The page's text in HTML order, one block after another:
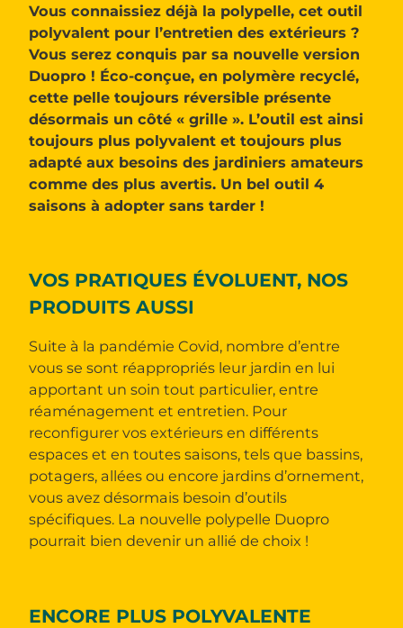
Vous connaissiez déjà la polypelle, cet outil
polyvalent pour l’entretien des extérieurs ?
Vous serez conquis par sa nouvelle version
Duopro ! Éco-conçue, en polymère recyclé,
cette pelle toujours réversible présente
désormais un côté « grille ». L’outil est ainsi
toujours plus polyvalent et toujours plus
adapté aux besoins des jardiniers amateurs
comme des plus avertis. Un bel outil 4
saisons à adopter sans tarder !
VOS PRATIQUES ÉVOLUENT, NOS
PRODUITS AUSSI
Suite à la pandémie Covid, nombre d’entre
vous se sont réappropriés leur jardin en lui
apportant un soin tout particulier, entre
réaménagement et entretien. Pour
reconfigurer vos extérieurs en différents
espaces et en toutes saisons, tels que bassins,
potagers, allées ou encore jardins d’ornement,
vous avez désormais besoin d’outils
spécifiques. La nouvelle polypelle Duopro
pourrait bien devenir un allié de choix !
ENCORE PLUS POLYVALENTE